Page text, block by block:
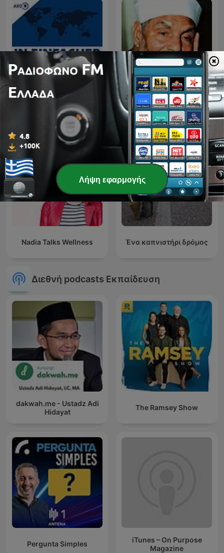
tagesschau in Einfacher
Sprache (Audio)
الشيخ الشعراوي
Nadia Talks Wellness Ένα καπνιστήρι δρόμος
Διεθνή podcasts Εκπαίδευση
dakwah.me - Ustadz Adi
Hidayat
The Ramsey Show
Pergunta Simples
iTunes – On Purpose
Magazine
Λήψη εφαρμογής